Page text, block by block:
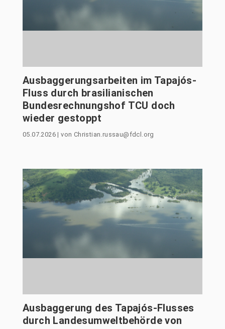
Ausbaggerungsarbeiten im Tapajós-
Fluss durch brasilianischen
Bundesrechnungshof TCU doch
wieder gestoppt
05.07.2026|von Christian.russau@fdcl.org
Ausbaggerung des Tapajós-Flusses
durch Landesumweltbehörde von